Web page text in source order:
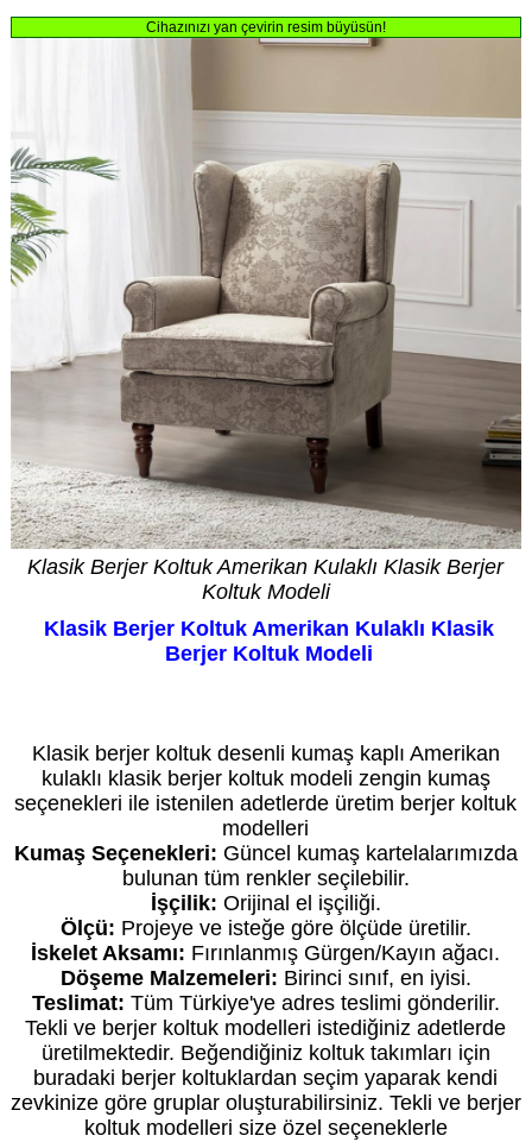
Cihazınızı yan çevirin resim büyüsün!
Klasik Berjer Koltuk Amerikan Kulaklı Klasik Berjer
Koltuk Modeli
Klasik Berjer Koltuk Amerikan Kulaklı Klasik
Berjer Koltuk Modeli
Klasik berjer koltuk desenli kumaş kaplı Amerikan
kulaklı klasik berjer koltuk modeli zengin kumaş
seçenekleri ile istenilen adetlerde üretim berjer koltuk
modelleri
Kumaş Seçenekleri: Güncel kumaş kartelalarımızda
bulunan tüm renkler seçilebilir.
İşçilik: Orijinal el işçiliği.
Ölçü: Projeye ve isteğe göre ölçüde üretilir.
İskelet Aksamı: Fırınlanmış Gürgen/Kayın ağacı.
Döşeme Malzemeleri: Birinci sınıf, en iyisi.
Teslimat: Tüm Türkiye'ye adres teslimi gönderilir.
Tekli ve berjer koltuk modelleri istediğiniz adetlerde
üretilmektedir. Beğendiğiniz koltuk takımları için
buradaki berjer koltuklardan seçim yaparak kendi
zevkinize göre gruplar oluşturabilirsiniz. Tekli ve berjer
koltuk modelleri size özel seçeneklerle